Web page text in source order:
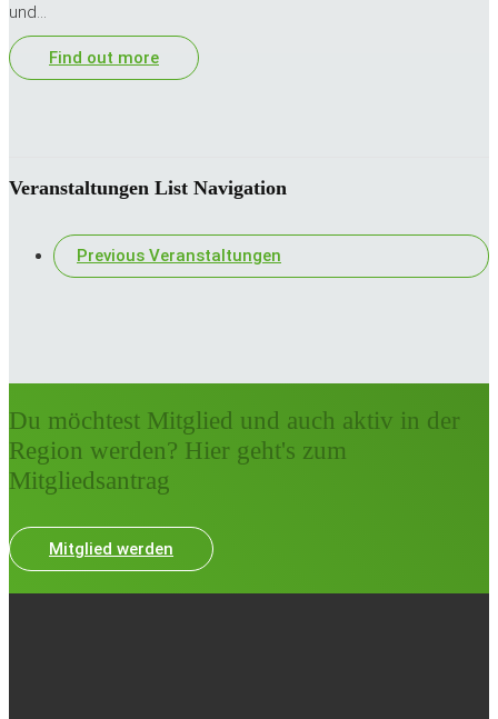
und…
Find out more
Veranstaltungen List Navigation
Previous Veranstaltungen
Du möchtest Mitglied und auch aktiv in der
Region werden? Hier geht's zum
Mitgliedsantrag
Mitglied werden